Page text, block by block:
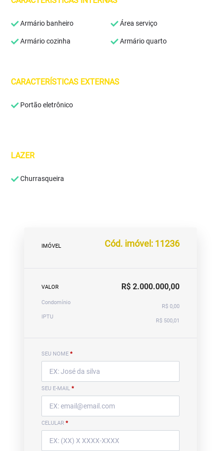
Armário banheiro Área serviço
Armário cozinha Armário quarto
CARACTERÍSTICAS EXTERNAS
Portão eletrônico
LAZER
Churrasqueira
IMÓVEL Cód. imóvel: 11236
VALOR R$ 2.000.000,00
Condomínio
R$ 0,00
IPTU
R$ 500,01
SEU NOME *
SEU E-MAIL *
CELULAR *